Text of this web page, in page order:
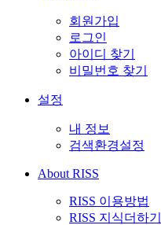
회원가입
로그인
아이디 찾기
비밀번호 찾기
설정
내 정보
검색환경설정
About RISS
RISS 이용방법
RISS 지식더하기